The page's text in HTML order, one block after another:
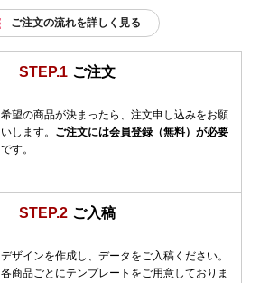
ご注文の流れを詳しく見る
STEP.1 ご注文
希望の商品が決まったら、注文申し込みをお願
いします。 ご注文には会員登録（無料）が必要
です。
STEP.2 ご入稿
デザインを作成し、データをご入稿ください。
各商品ごとにテンプレートをご用意しておりま